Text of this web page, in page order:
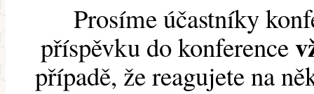
Prosíme účastníky
příspěvku do konference
případě, že reagujete na